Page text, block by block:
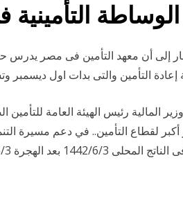
لقطاع التأمين.. في دعم مسيرة
الهجرة 3‏‏/6‏‏/1442 بعد الهجرة